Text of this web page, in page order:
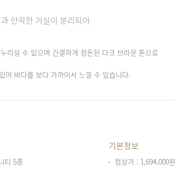
안락한 거실이 분리되어
리실 수 있으며 간결하게 정돈된 다크 브라운 톤으로
어 바다를 보다 가까이서 느낄 수 있습니다.
티 5종
기본정보
정상가 : 1,694,000원